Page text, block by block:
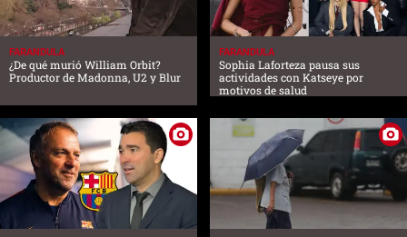
FARANDULA
¿De qué murió William Orbit?
Productor de Madonna, U2 y Blur
FARANDULA
Sophia Laforteza pausa sus
actividades con Katseye por
motivos de salud